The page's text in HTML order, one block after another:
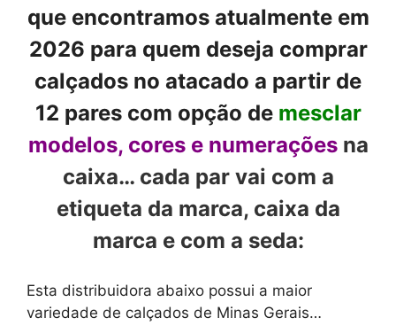
que encontramos atualmente em
2026 para quem deseja comprar
calçados no atacado a partir de
12 pares com opção de mesclar
modelos, cores e numerações na
caixa… cada par vai com a
etiqueta da marca, caixa da
marca e com a seda:
Esta distribuidora abaixo possui a maior
variedade de calçados de Minas Gerais…